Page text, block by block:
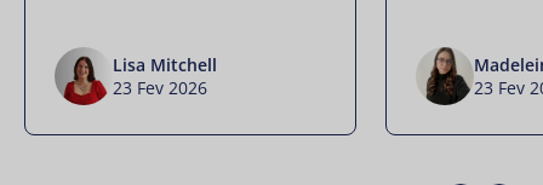
Lisa Mitchell
23 Fev 2026
23 Fev